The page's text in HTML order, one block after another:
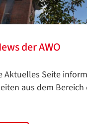
der AWO
Aktuelles Seite
aus dem Bereich